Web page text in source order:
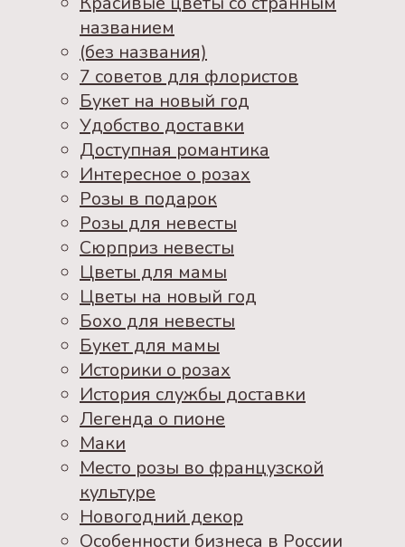
названием
(без названия)
7 советов для флористов
Букет на новый год
Удобство доставки
Доступная романтика
Интересное о розах
Розы в подарок
Розы для невесты
Сюрприз невесты
Цветы для мамы
Цветы на новый год
Бохо для невесты
Букет для мамы
Историки о розах
История службы доставки
Легенда о пионе
Маки
Место розы во французской
культуре
Новогодний декор
Особенности бизнеса в России